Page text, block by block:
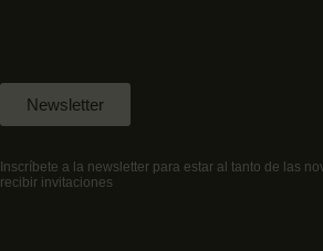
Newsletter
Inscríbete a la newsletter para estar al tanto de las
recibir invitaciones